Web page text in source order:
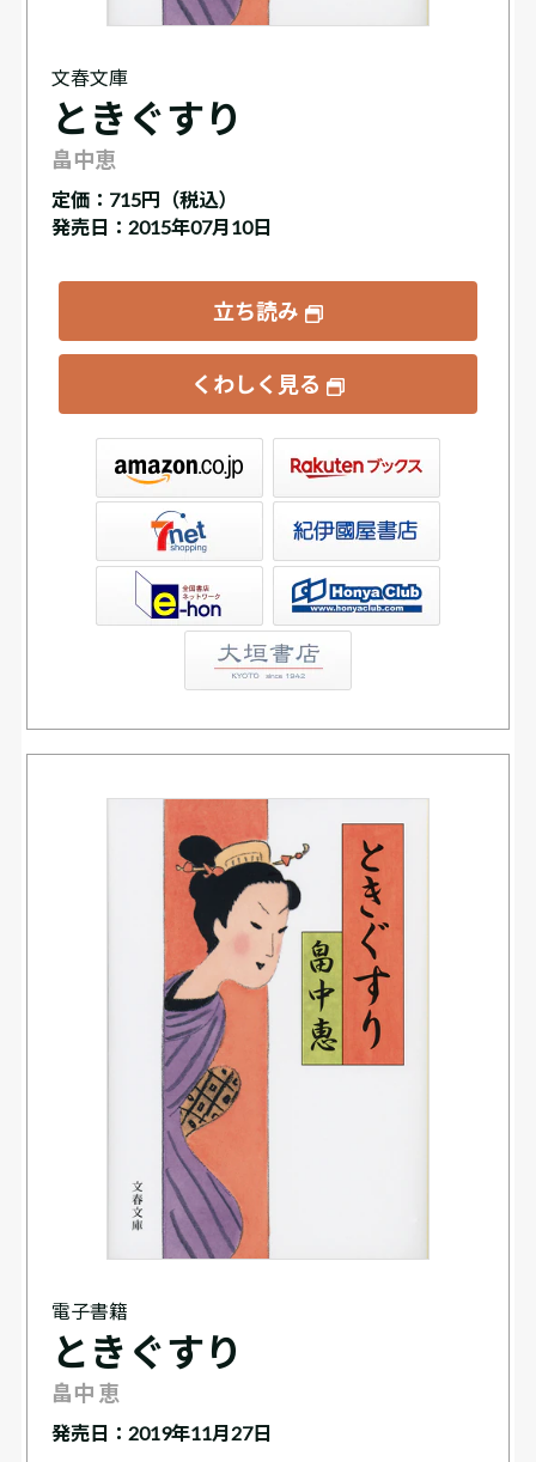
文春文庫
ときぐすり
畠中恵
定価： 715円（税込）
発売日：2015年07月10日
立ち読み
くわしく見る
書店ウェブストア
電子書籍
ときぐすり
畠中 恵
発売日：2019年11月27日